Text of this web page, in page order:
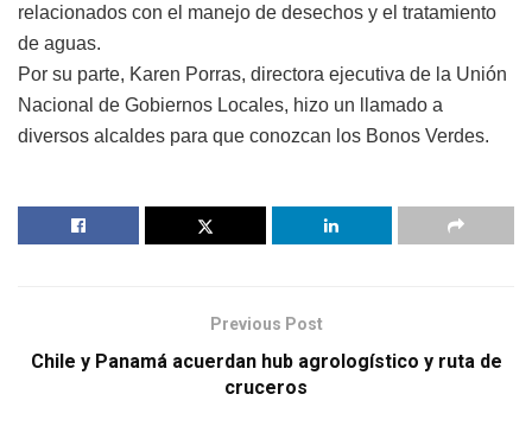
relacionados con el manejo de desechos y el tratamiento
de aguas.
Por su parte, Karen Porras, directora ejecutiva de la Unión
Nacional de Gobiernos Locales, hizo un llamado a
diversos alcaldes para que conozcan los Bonos Verdes.
Previous Post
Chile y Panamá acuerdan hub agrologístico y ruta de
cruceros